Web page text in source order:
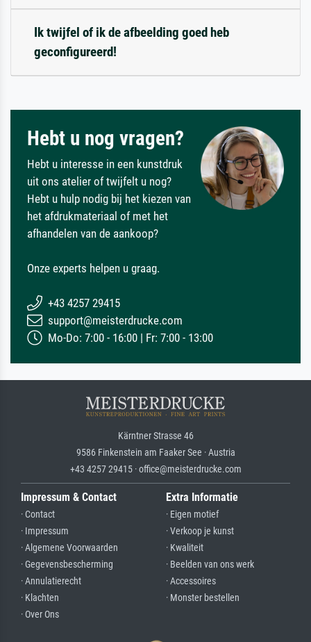
Ik twijfel of ik de afbeelding goed heb
geconfigureerd!
Hebt u nog vragen?
Hebt u interesse in een kunstdruk
uit ons atelier of twijfelt u nog?
Hebt u hulp nodig bij het kiezen van
het afdrukmateriaal of met het
afhandelen van de aankoop?
Onze experts helpen u graag.
+43 4257 29415
support@meisterdrucke.com
Mo-Do: 7:00 - 16:00 | Fr: 7:00 - 13:00
Kärntner Strasse 46
9586 Finkenstein am Faaker See · Austria
+43 4257 29415 · office@meisterdrucke.com
Impressum & Contact
· Contact
· Impressum
· Algemene Voorwaarden
· Gegevensbescherming
· Annulatierecht
· Klachten
· Over Ons
Extra Informatie
· Eigen motief
· Verkoop je kunst
· Kwaliteit
· Beelden van ons werk
· Accessoires
· Monster bestellen